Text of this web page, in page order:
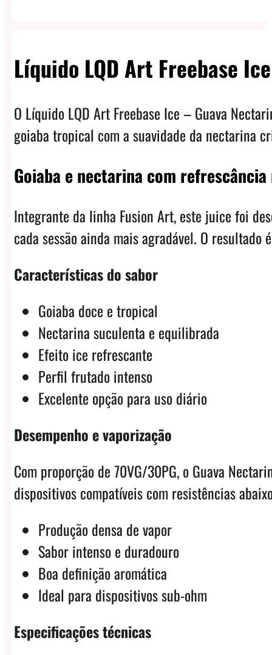
Líquido LQD Art Freebase
O Líquido LQD Art Freebase Ice – Guava
goiaba tropical com a suavidade da nectarina
Goiaba e nectarina com
Integrante da linha Fusion Art, este juice foi
cada sessão ainda mais agradável. O
Características do sabor
Goiaba doce e tropical
Nectarina suculenta e equilibrada
Efeito ice refrescante
Perfil frutado intenso
Excelente opção para uso diário
Desempenho e vaporização
Com proporção de 70VG/30PG, o Guava
dispositivos compatíveis com resistências
Produção densa de vapor
Sabor intenso e duradouro
Boa definição aromática
Ideal para dispositivos sub-ohm
Especificações técnicas